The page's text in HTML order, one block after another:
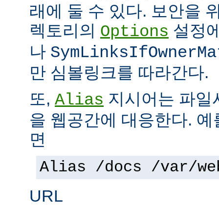
래에 둘 수 있다. 보안을
렉토리의 Options 설정
나
만 심볼링크를 따라간다.
또, Alias 지시어는 파일
을 웹공간에 대응한다.
면
Alias /docs /var/
URL